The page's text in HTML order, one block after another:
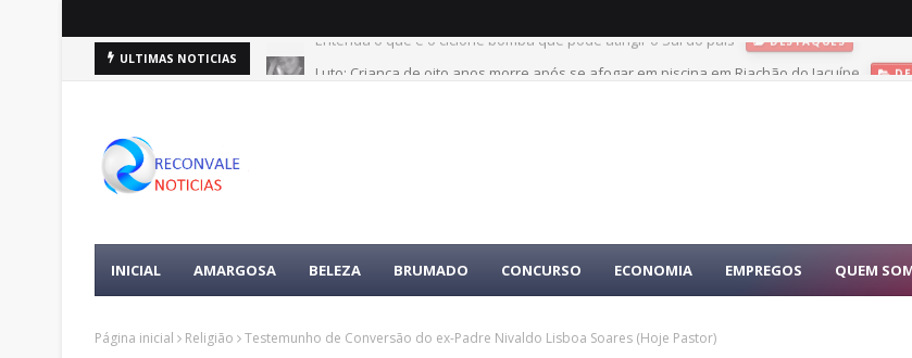
ULTIMAS NOTICIAS Luto: Criança de oito anos morre após se afogar em piscina em Riachão do Jacuípe
INICIAL AMARGOSA BELEZA BRUMADO CONCURSO ECONOMIA EMPREGOS QUEM
Página inicial Religião Testemunho de Conversão do ex-Padre Nivaldo Lisboa Soares (Hoje Pastor)